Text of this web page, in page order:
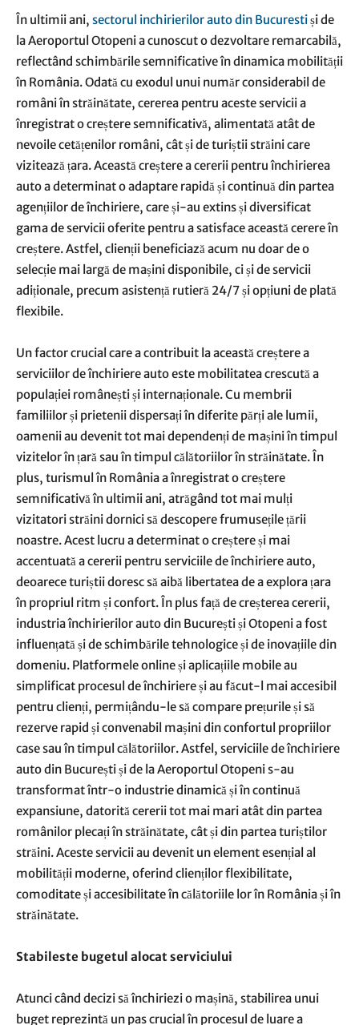
În ultimii ani, sectorul inchirierilor auto din Bucurestiși de
la Aeroportul Otopeni a cunoscut o dezvoltare remarcabilă,
reflectând schimbările semnificative în dinamica mobilității
în România. Odată cu exodul unui număr considerabil de
români în străinătate, cererea pentru aceste servicii a
înregistrat o creștere semnificativă, alimentată atât de
nevoile cetățenilor români, cât și de turiștii străini care
vizitează țara. Această creștere a cererii pentru închirierea
auto a determinat o adaptare rapidă și continuă din partea
agențiilor de închiriere, care și-au extins și diversificat
gama de servicii oferite pentru a satisface această cerere în
creștere. Astfel, clienții beneficiază acum nu doar de o
selecție mai largă de mașini disponibile, ci și de servicii
adiționale, precum asistență rutieră 24/7 și opțiuni de plată
flexibile.
Un factor crucial care a contribuit la această creștere a
serviciilor de închiriere auto este mobilitatea crescută a
populației românești și internaționale. Cu membrii
familiilor și prietenii dispersați în diferite părți ale lumii,
oamenii au devenit tot mai dependenți de mașini în timpul
vizitelor în țară sau în timpul călătoriilor în străinătate. În
plus, turismul în România a înregistrat o creștere
semnificativă în ultimii ani, atrăgând tot mai mulți
vizitatori străini dornici să descopere frumusețile țării
noastre. Acest lucru a determinat o creștere și mai
accentuată a cererii pentru serviciile de închiriere auto,
deoarece turiștii doresc să aibă libertatea de a explora țara
în propriul ritm și confort. În plus față de creșterea cererii,
industria închirierilor auto din București și Otopeni a fost
influențată și de schimbările tehnologice și de inovațiile din
domeniu. Platformele online și aplicațiile mobile au
simplificat procesul de închiriere și au făcut-l mai accesibil
pentru clienți, permițându-le să compare prețurile și să
rezerve rapid și convenabil mașini din confortul propriilor
case sau în timpul călătoriilor. Astfel, serviciile de închiriere
auto din București și de la Aeroportul Otopeni s-au
transformat într-o industrie dinamică și în continuă
expansiune, datorită cererii tot mai mari atât din partea
românilor plecați în străinătate, cât și din partea turiștilor
străini. Aceste servicii au devenit un element esențial al
mobilității moderne, oferind clienților flexibilitate,
comoditate și accesibilitate în călătoriile lor în România și în
străinătate.
Stabileste bugetul alocat serviciului
Atunci când decizi să închiriezi o mașină, stabilirea unui
buget reprezintă un pas crucial în procesul de luare a